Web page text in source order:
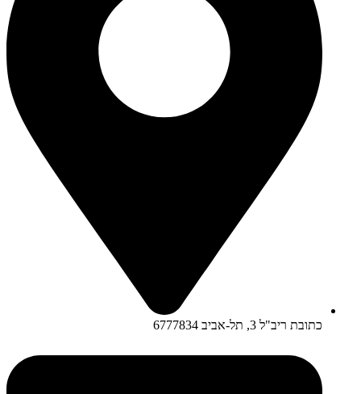
כתובת ריב"ל 3, תל-אביב 6777834